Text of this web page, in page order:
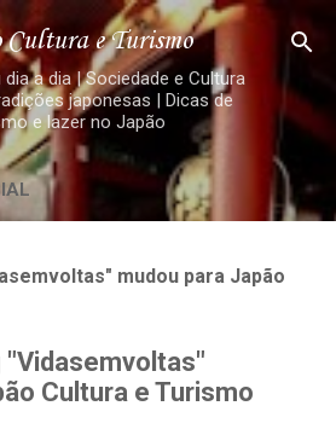
para o conteúdo principal
Cultura e Turismo
a dia | Sociedade e Cultura
japonesas | Dicas de
e lazer no Japão
mudou para Japão
"Vidasemvoltas"
Cultura e Turismo